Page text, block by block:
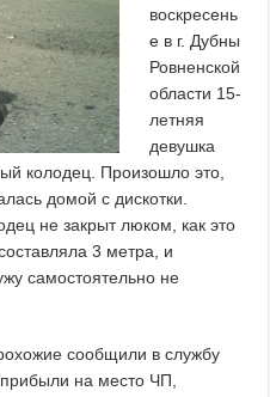
воскресень
е в г. Дубны
Ровненской
области 15-
летняя
девушка
колодец. Произошло это,
домой с дискотки.
не закрыт люком, как это
3 метра, и
самостоятельно не
сообщили в службу
на место ЧП,